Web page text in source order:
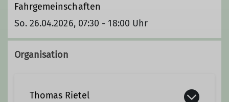
Fahrgemeinschaften
So. 26.04.2026, 07:30 - 18:00 Uhr
Organisation
Thomas Rietel